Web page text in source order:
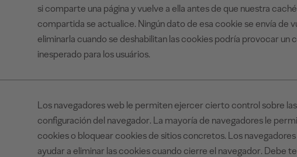
si comparte una página y vuelve a ella antes de que nuestra
compartida se actualice. Ningún dato de esa cookie se envía de
eliminarla cuando se deshabilitan las cookies podría provocar
inesperado para los usuários.
Los navegadores web le permiten ejercer cierto control sobre
configuración del navegador. La mayoría de navegadores le
cookies o bloquear cookies de sitios concretos. Los
ayudar a eliminar las cookies cuando cierre el navegador. Debe